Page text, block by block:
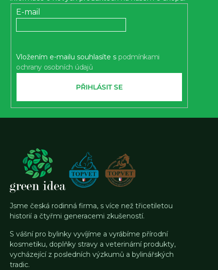
E-mail
Vložením e-mailu souhlasíte s podmínkami
ochrany osobních údajů
PŘIHLÁSIT SE
Jsme česká rodinná firma, s více než třicetiletou
historií a čtyřmi generacemi zkušeností.
S vášní pro bylinky vyvíjíme a vyrábíme přírodní
kosmetiku, doplňky stravy a veterinární produkty,
vycházející z posledních výzkumů a bylinářských
tradic.